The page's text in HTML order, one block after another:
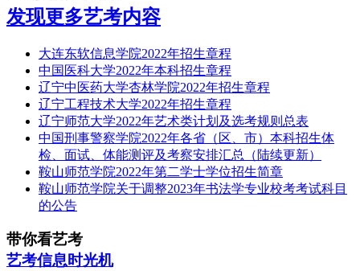
发现更多艺考内容
大连东软信息学院2022年招生章程
中国医科大学2022年本科招生章程
辽宁中医药大学杏林学院2022年招生章程
辽宁工程技术大学2022年招生章程
辽宁师范大学2022年艺术类计划及选考规则总表
中国刑事警察学院2022年各省（区、市）本科招生体
检、面试、体能测评及考察安排汇总（陆续更新）
鞍山师范学院2022年第二学士学位招生简章
鞍山师范学院关于调整2023年书法学专业校考考试科目
的公告
带你看艺考
艺考信息时光机